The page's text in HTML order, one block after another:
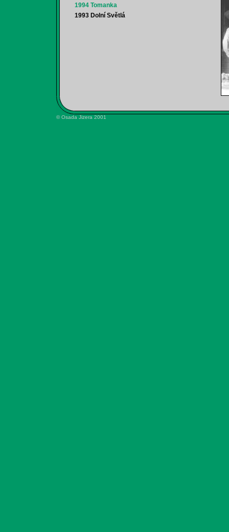
1994 Tomanka
1993 Dolní Světlá
© Osada Jizera 2001